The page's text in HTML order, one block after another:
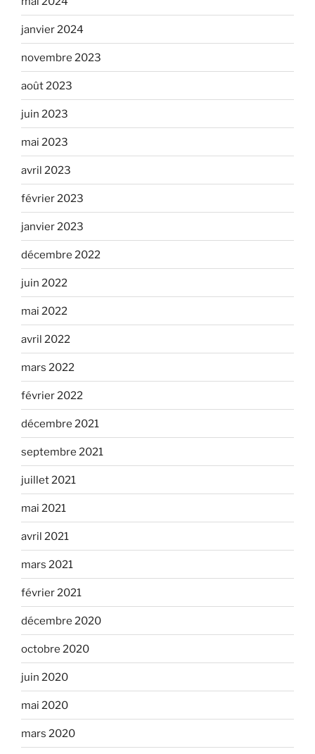
janvier 2024
novembre 2023
août 2023
juin 2023
mai 2023
avril 2023
février 2023
janvier 2023
décembre 2022
juin 2022
mai 2022
avril 2022
mars 2022
février 2022
décembre 2021
septembre 2021
juillet 2021
mai 2021
avril 2021
mars 2021
février 2021
décembre 2020
octobre 2020
juin 2020
mai 2020
mars 2020